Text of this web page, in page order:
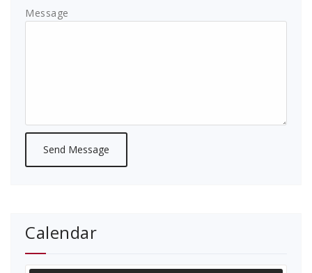
Message
Calendar